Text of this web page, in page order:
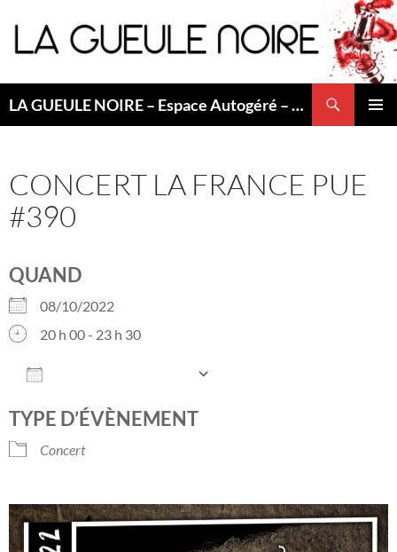
au
contenu
LA GUEULE NOIRE – Espace Autogéré – Saint Etienne
CONCERT LA FRANCE PUE
#390
QUAND
08/10/2022
20 h 00 - 23 h 30
TYPE D’ÉVÈNEMENT
Concert